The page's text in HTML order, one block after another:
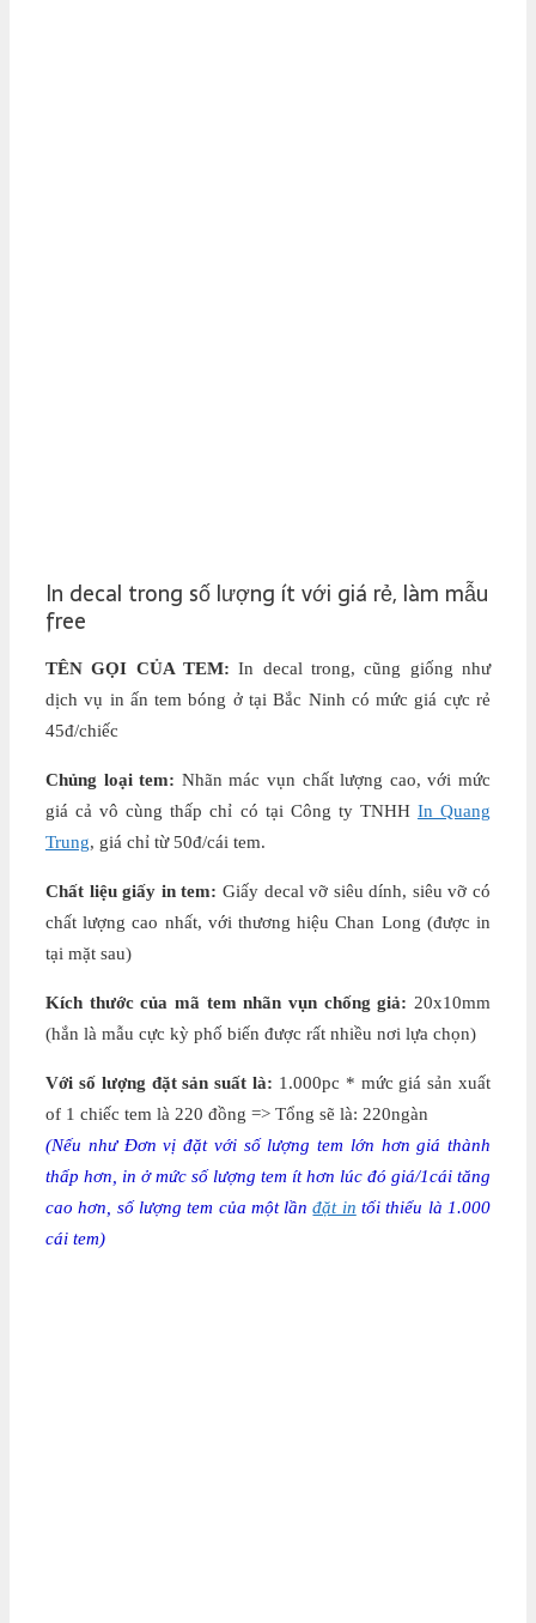
In decal trong số lượng ít với giá rẻ, làm mẫu
free
TÊN GỌI CỦA TEM: In decal trong, cũng giống như
dịch vụ in ấn tem bóng ở tại Bắc Ninh có mức giá cực rẻ
45đ/chiếc
Chủng loại tem: Nhãn mác vụn chất lượng cao, với mức
giá cả vô cùng thấp chỉ có tại Công ty TNHH In Quang
Trung, giá chỉ từ 50đ/cái tem.
Chất liệu giấy in tem: Giấy decal vỡ siêu dính, siêu vỡ có
chất lượng cao nhất, với thương hiệu Chan Long (được in
tại mặt sau)
Kích thước của mã tem nhãn vụn chống giả: 20x10mm
(hắn là mẫu cực kỳ phố biến được rất nhiều nơi lựa chọn)
Với số lượng đặt sản suất là: 1.000pc * mức giá sản xuất
of 1 chiếc tem là 220 đồng => Tổng sẽ là: 220ngàn
(Nếu như Đơn vị đặt với số lượng tem lớn hơn giá thành
thấp hơn, in ở mức số lượng tem ít hơn lúc đó giá/1cái tăng
cao hơn, số lượng tem của một lầnđặt in tối thiểu là 1.000
cái tem)